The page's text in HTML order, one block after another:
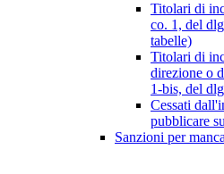
Titolari di
co. 1, del
tabelle)
Titolari di
direzione o
1-bis, del
Cessati
pubblicare
Sanzioni per